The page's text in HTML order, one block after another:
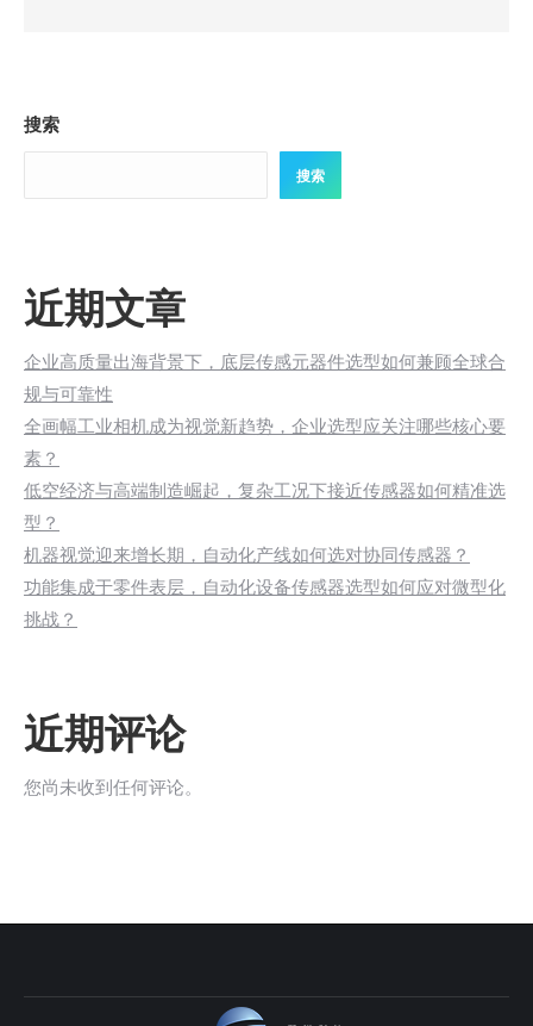
搜索
搜索
近期文章
企业高质量出海背景下，底层传感元器件选型如何兼顾全球合
规与可靠性
全画幅工业相机成为视觉新趋势，企业选型应关注哪些核心要
素？
低空经济与高端制造崛起，复杂工况下接近传感器如何精准选
型？
机器视觉迎来增长期，自动化产线如何选对协同传感器？
功能集成于零件表层，自动化设备传感器选型如何应对微型化
挑战？
近期评论
您尚未收到任何评论。